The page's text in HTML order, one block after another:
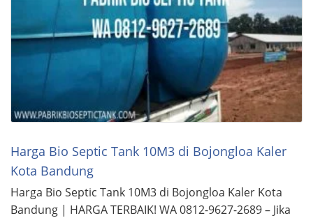
Harga Bio Septic Tank 10M3 di Bojongloa Kaler
Kota Bandung
Harga Bio Septic Tank 10M3 di Bojongloa Kaler Kota
Bandung | HARGA TERBAIK! WA 0812-9627-2689 – Jika